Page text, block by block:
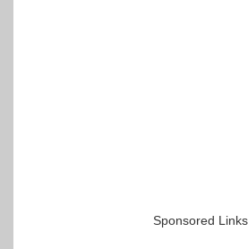
Sponsored Links